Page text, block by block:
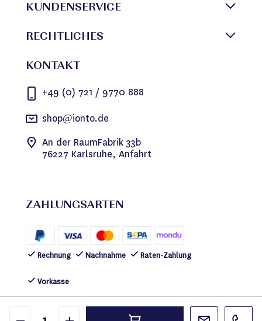
KUNDENSERVICE
RECHTLICHES
KONTAKT
+49 (0) 721 / 9770 888
shop@ionto.de
An der RaumFabrik 33b
76227 Karlsruhe, Anfahrt
ZAHLUNGSARTEN
Rechnung Nachnahme Raten-Zahlung
Vorkasse
FOLGEN SIE UNS